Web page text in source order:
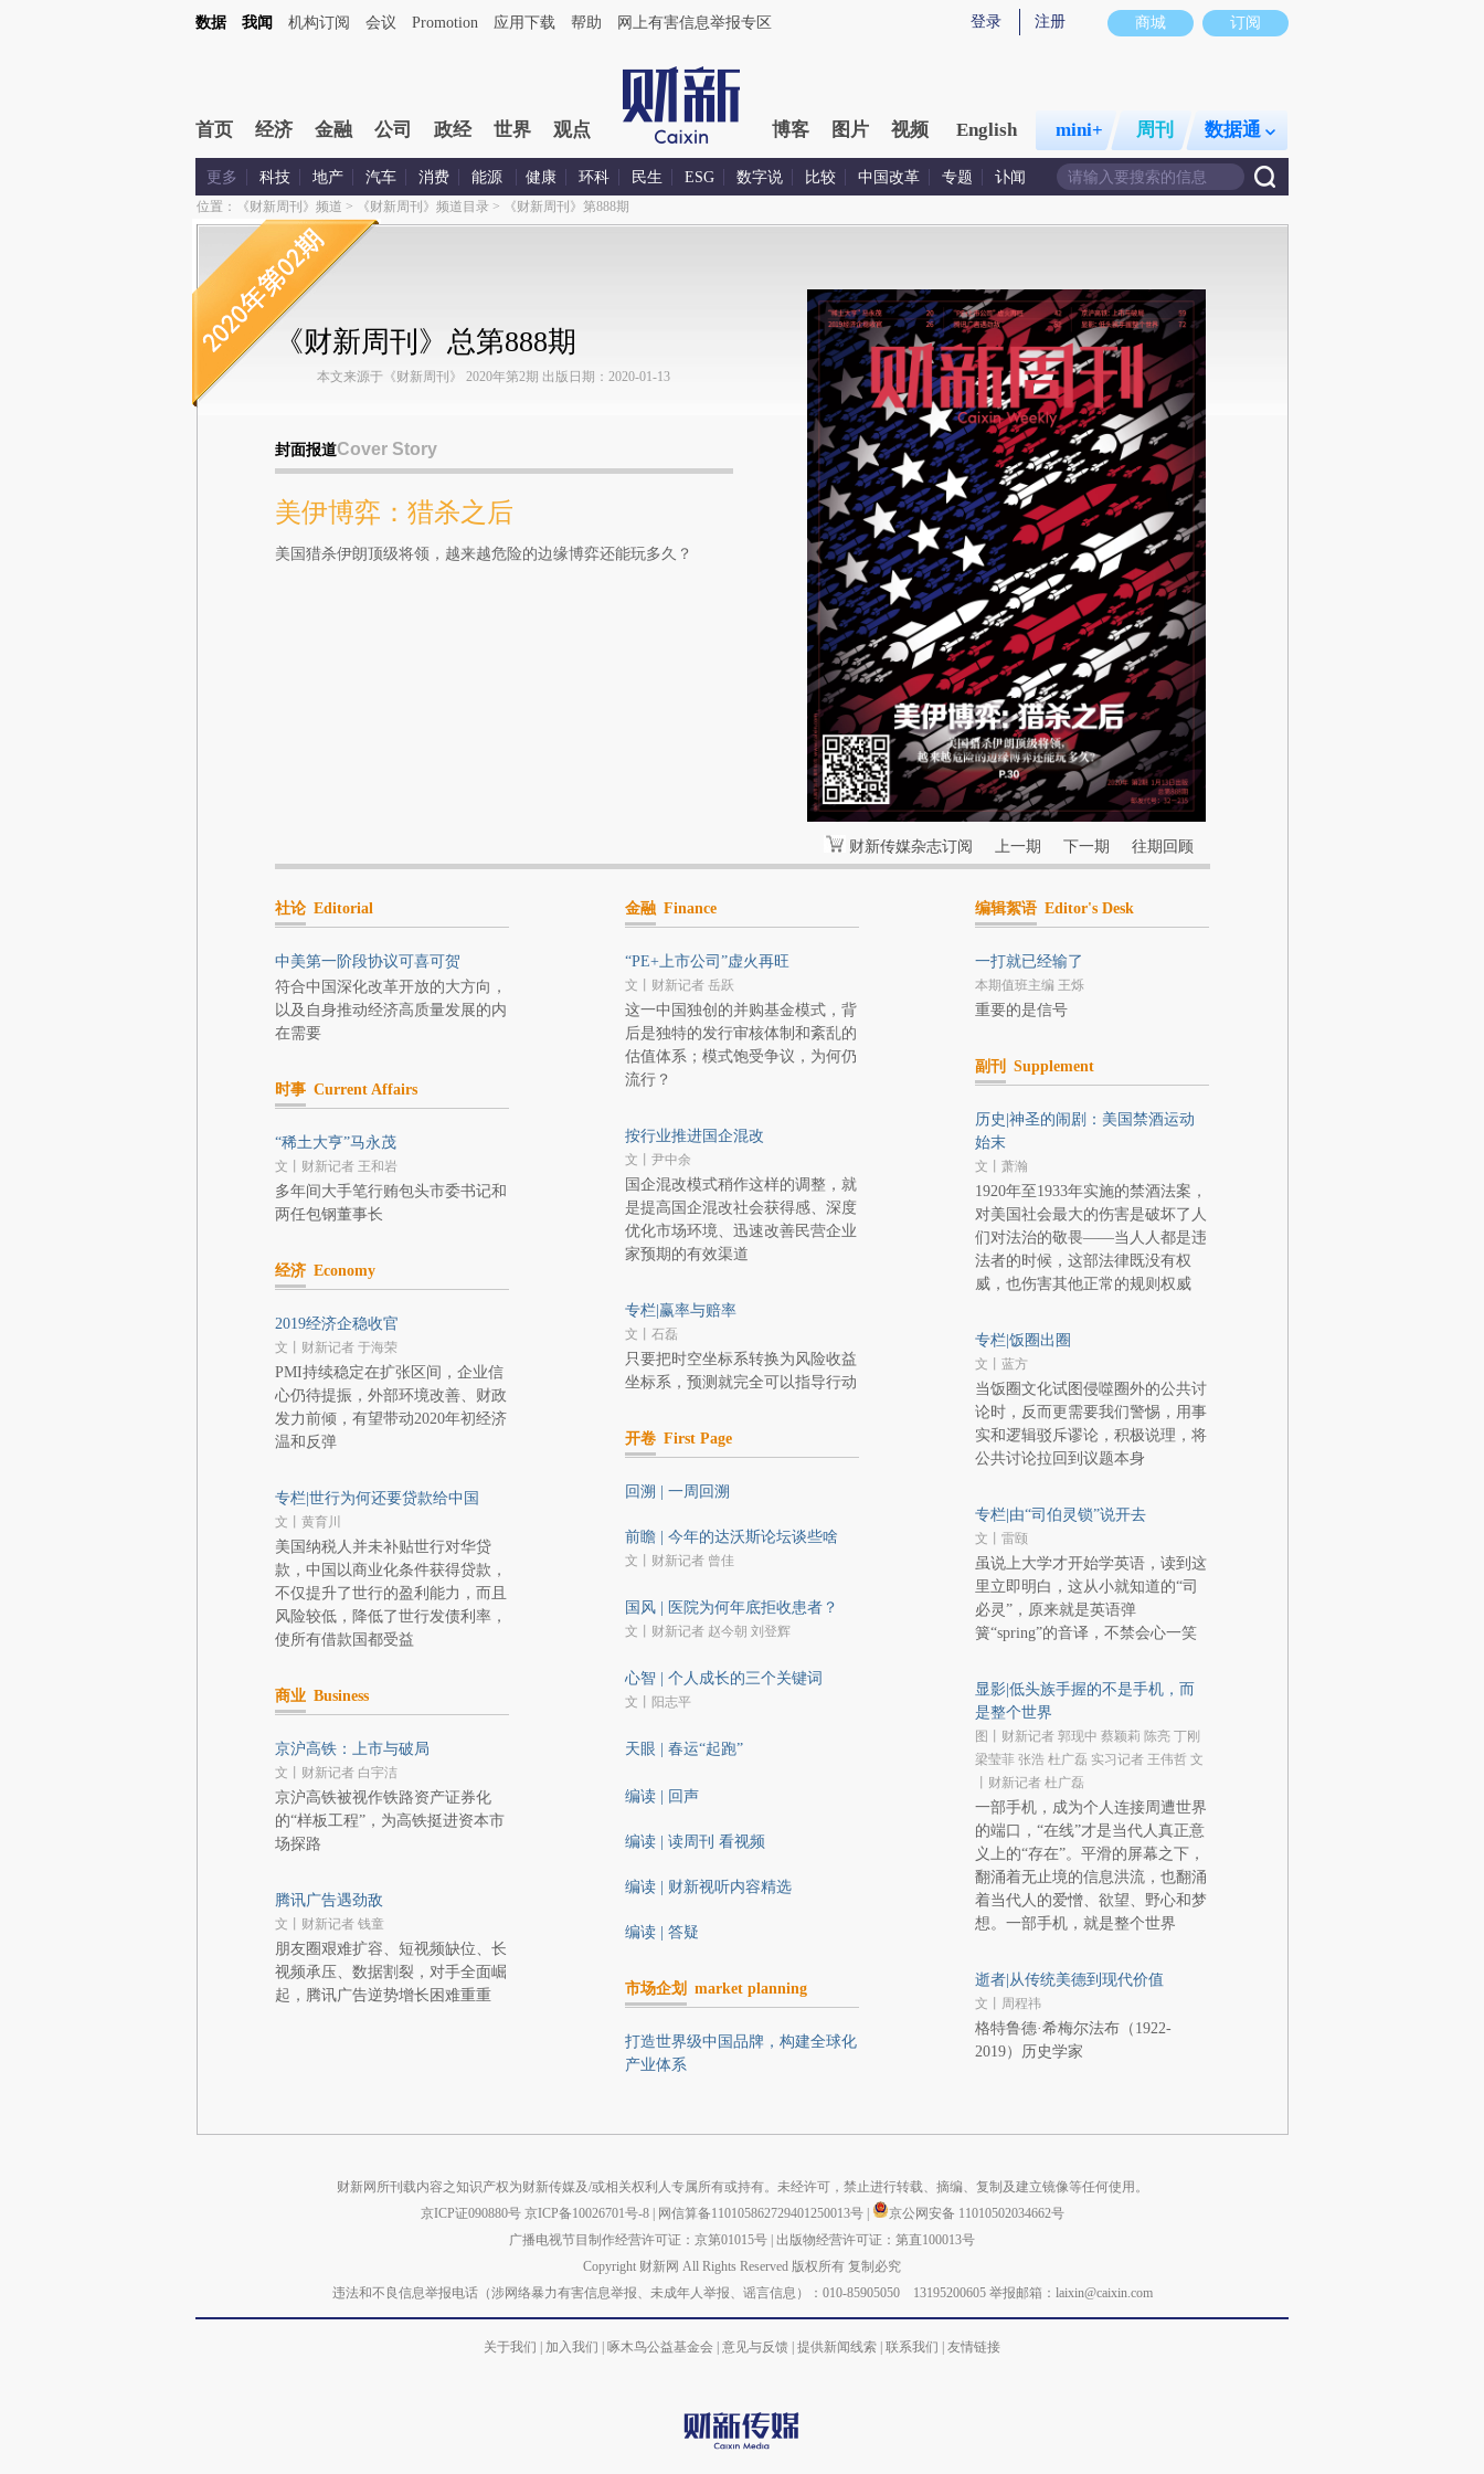
商城 订阅
登录 注册
数据 我闻 机构订阅 会议 Promotion 应用下载 帮助 网上有害信息举报专区
首页 经济 金融 公司 政经 世界 观点 博客 图片 视频 English mini+ 周刊 数据通
更多 科技 地产 汽车 消费 能源 健康 环科 民生 ESG 数字说 比较 中国改革 专题 讣闻
位置： 《财新周刊》频道 > 《财新周刊》频道目录> 《财新周刊》第888期
《财新周刊》总第888期
本文来源于《财新周刊》 2020年第2期 出版日期：2020-01-13
封面报道Cover Story
美伊博弈：猎杀之后
美国猎杀伊朗顶级将领，越来越危险的边缘博弈还能玩多久？
财新传媒杂志订阅 上一期 下一期 往期回顾
社论 Editorial
中美第一阶段协议可喜可贺
符合中国深化改革开放的大方向，
以及自身推动经济高质量发展的内
在需要
时事 Current Affairs
“稀土大亨”马永茂
文丨财新记者 王和岩
多年间大手笔行贿包头市委书记和
两任包钢董事长
经济 Economy
2019经济企稳收官
文丨财新记者 于海荣
PMI持续稳定在扩张区间，企业信
心仍待提振，外部环境改善、财政
发力前倾，有望带动2020年初经济
温和反弹
专栏|世行为何还要贷款给中国
文丨黄育川
美国纳税人并未补贴世行对华贷
款，中国以商业化条件获得贷款，
不仅提升了世行的盈利能力，而且
风险较低，降低了世行发债利率，
使所有借款国都受益
商业 Business
京沪高铁：上市与破局
文丨财新记者 白宇洁
京沪高铁被视作铁路资产证券化
的“样板工程”，为高铁挺进资本市
场探路
腾讯广告遇劲敌
文丨财新记者 钱童
朋友圈艰难扩容、短视频缺位、长
视频承压、数据割裂，对手全面崛
起，腾讯广告逆势增长困难重重
金融 Finance
“PE+上市公司”虚火再旺
文丨财新记者 岳跃
这一中国独创的并购基金模式，背
后是独特的发行审核体制和紊乱的
估值体系；模式饱受争议，为何仍
流行？
按行业推进国企混改
文丨尹中余
国企混改模式稍作这样的调整，就
是提高国企混改社会获得感、深度
优化市场环境、迅速改善民营企业
家预期的有效渠道
专栏|赢率与赔率
文丨石磊
只要把时空坐标系转换为风险收益
坐标系，预测就完全可以指导行动
开卷 First Page
回溯 | 一周回溯
前瞻 | 今年的达沃斯论坛谈些啥
文丨财新记者 曾佳
国风 | 医院为何年底拒收患者？
文丨财新记者 赵今朝 刘登辉
心智 | 个人成长的三个关键词
文丨阳志平
天眼 | 春运“起跑”
编读 | 回声
编读 | 读周刊 看视频
编读 | 财新视听内容精选
编读 | 答疑
市场企划 market planning
打造世界级中国品牌，构建全球化
产业体系
编辑絮语 Editor's Desk
一打就已经输了
本期值班主编 王烁
重要的是信号
副刊 Supplement
历史|神圣的闹剧：美国禁酒运动
始末
文丨萧瀚
1920年至1933年实施的禁酒法案，
对美国社会最大的伤害是破坏了人
们对法治的敬畏——当人人都是违
法者的时候，这部法律既没有权
威，也伤害其他正常的规则权威
专栏|饭圈出圈
文丨蓝方
当饭圈文化试图侵噬圈外的公共讨
论时，反而更需要我们警惕，用事
实和逻辑驳斥谬论，积极说理，将
公共讨论拉回到议题本身
专栏|由“司伯灵锁”说开去
文丨雷颐
虽说上大学才开始学英语，读到这
里立即明白，这从小就知道的“司
必灵”，原来就是英语弹
簧“spring”的音译，不禁会心一笑
显影|低头族手握的不是手机，而
是整个世界
图丨财新记者 郭现中 蔡颖莉 陈亮 丁刚
梁莹菲 张浩 杜广磊 实习记者 王伟哲 文
丨财新记者 杜广磊
一部手机，成为个人连接周遭世界
的端口，“在线”才是当代人真正意
义上的“存在”。平滑的屏幕之下，
翻涌着无止境的信息洪流，也翻涌
着当代人的爱憎、欲望、野心和梦
想。一部手机，就是整个世界
逝者|从传统美德到现代价值
文丨周程祎
格特鲁德·希梅尔法布（1922-
2019）历史学家
财新网所刊载内容之知识产权为财新传媒及/或相关权利人专属所有或持有。未经许可，禁止进行转载、摘编、复制及建立镜像等任何使用。
京ICP证090880号 京ICP备10026701号-8 网信算备110105862729401250013号
京公网安备 11010502034662号
广播电视节目制作经营许可证：京第01015号 出版物经营许可证：第直100013号
Copyright 财新网 All Rights Reserved 版权所有 复制必究
违法和不良信息举报电话（涉网络暴力有害信息举报、未成年人举报、谣言信息）：010-85905050 13195200605 举报邮箱：laixin@caixin.com
关于我们 加入我们 啄木鸟公益基金会 意见与反馈 提供新闻线索 联系我们 友情链接